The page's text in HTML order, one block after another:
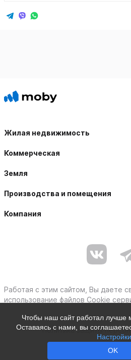
Чтобы наш сайт работал лучше
Оставаясь с нами, вы
Настройки
OK
Жилая недвижимость
Коммерческая
Земля
Производства и помещения
Компания
Работая с этим сайтом, Вы даете
использование файлов Cookie
Политика защиты
Moby ©